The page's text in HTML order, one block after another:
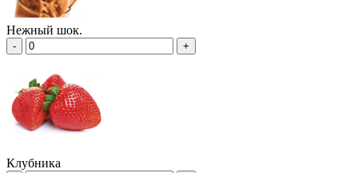
Нежный шок.
- +
Клубника